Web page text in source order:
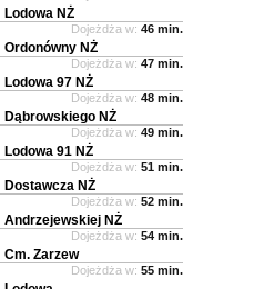
Lodowa NŻ
Dojeżdża w: 46 min.
Ordonówny NŻ
Dojeżdża w: 47 min.
Lodowa 97 NŻ
Dojeżdża w: 48 min.
Dąbrowskiego NŻ
Dojeżdża w: 49 min.
Lodowa 91 NŻ
Dojeżdża w: 51 min.
Dostawcza NŻ
Dojeżdża w: 52 min.
Andrzejewskiej NŻ
Dojeżdża w: 54 min.
Cm. Zarzew
Dojeżdża w: 55 min.